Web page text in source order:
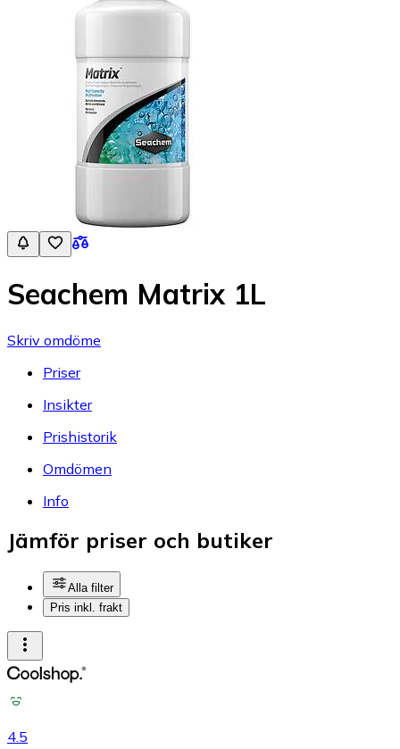
Seachem Matrix 1L
Skriv omdöme
Priser
Insikter
Prishistorik
Omdömen
Info
Jämför priser och butiker
Alla filter
Pris inkl. frakt
4.5